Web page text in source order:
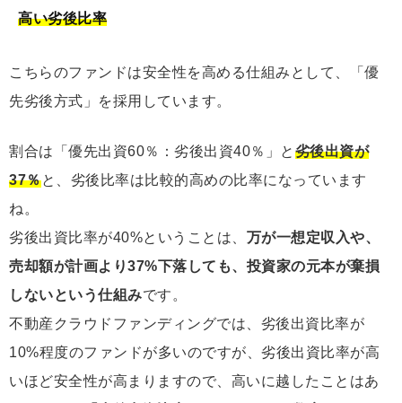
高い劣後比率
こちらのファンドは安全性を高める仕組みとして、「優
先劣後方式」を採用しています。
割合は「優先出資60％：劣後出資40％」と 劣後出資が
37％と、劣後比率は比較的高めの比率になっています
ね。
劣後出資比率が40%ということは、 万が一想定収入や、
売却額が計画より37%下落しても、投資家の元本が棄損
しないという仕組みです。
不動産クラウドファンディングでは、劣後出資比率が
10%程度のファンドが多いのですが、劣後出資比率が高
いほど安全性が高まりますので、高いに越したことはあ